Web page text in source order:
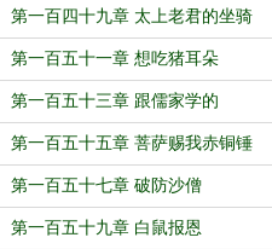
尚
第一百四十九章 太上老君的坐骑
第一百五十一章 想吃猪耳朵
第一百五十三章 跟儒家学的
第一百五十五章 菩萨赐我赤铜锤
第一百五十七章 破防沙僧
第一百五十九章 白鼠报恩